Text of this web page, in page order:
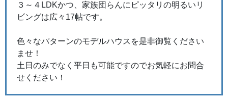
３～４LDKかつ、家族団らんにピッタリの明るいリ
ビングは広々17帖です。
色々なパターンのモデルハウスを是非御覧ください
ませ！
土日のみでなく平日も可能ですのでお気軽にお問合
せください！